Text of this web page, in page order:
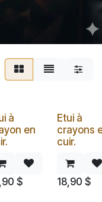
à
en
$
Etui à
crayons
cuir.
18,90 $